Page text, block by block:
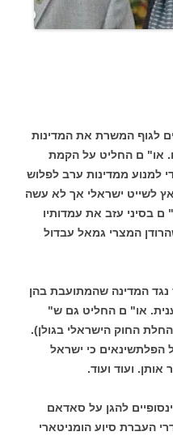
לגוף המשרת את המדינות
או" ם החליט על הקמת
למנוע ממדינות ערב לפלוש
לשייט ישראלי אך לא עשה
בסיני עזב את עמדותיו
ששת הימים ב-67 כשהרודן המצרי גמאל עבדול
המדינה שהמתועבת בהן
או" ם החליט גם ש"
החוק הישראלי בגולן).
הפלתשינאים כי ישראל
ועוד ועוד.
להגן על סאדאם
העברת סיוע הומניטארי